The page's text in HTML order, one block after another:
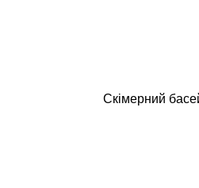
Скімерний